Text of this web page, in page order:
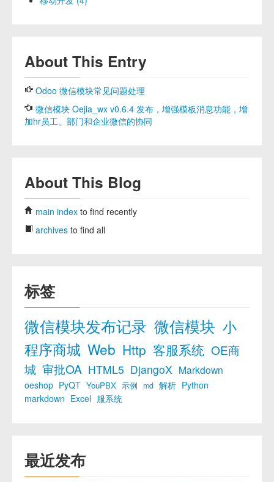
About This Entry
Odoo 微信模块常见问题处理
微信模块 Oejia_wx v0.6.4 发布，增强模板消息功能，增
加hr员工、部门和企业微信的协同
About This Blog
main index to find recently
archives to find all
标签
微信模块发布记录 微信模块 小
程序商城 Web Http 客服系统 OE商
城 审批OA HTML5 DjangoX Markdown
oeshop PyQT YouPBX 示例 md 解析 Python
markdown Excel 服系统
最近发布